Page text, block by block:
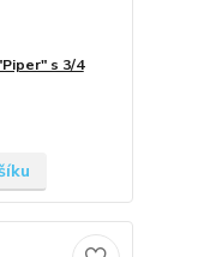
s 3/4